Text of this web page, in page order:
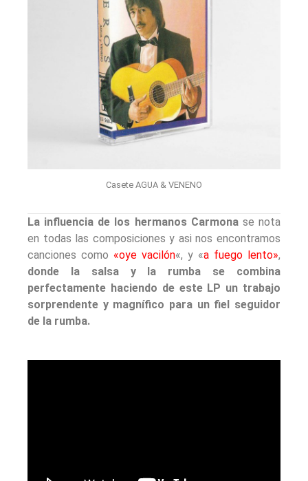
Casete AGUA & VENENO
La influencia de los hermanos Carmonase nota
en todas las composiciones y asi nos encontramos
canciones como «oye vacilón«, y «a fuego lento»,
donde la salsa y la rumba se combina
perfectamente haciendo de este LP un trabajo
sorprendente y magnífico para un fiel seguidor
de la rumba.